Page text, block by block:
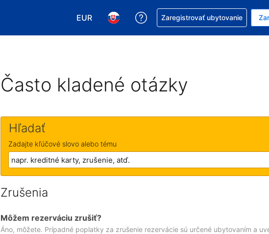
EUR
Vybrať menu. Momentálne máte zvolenú menu EUR
Vybrať jazyk. Momentálne máte zvolený
Získajte pomoc s rezerváciou
Zaregistrovať ubytovanie
Často kladené otázky
Hľadať
Zadajte kľúčové slovo alebo tému
Zrušenia
Môžem rezerváciu zrušiť?
Áno, môžete. Prípadné poplatky za zrušenie rezervácie sú určené ubytovaním a